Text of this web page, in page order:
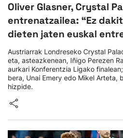
Oliver Glasner, Crystal
entrenatzailea: “Ez
dieten jaten euskal
Austriarrak Londreseko Crystal
eta, asteazkenean, Iñigo Perezen
aurkari Konferentzia Ligako
bera, Unai Emery edo Mikel Arteta,
hizpide.